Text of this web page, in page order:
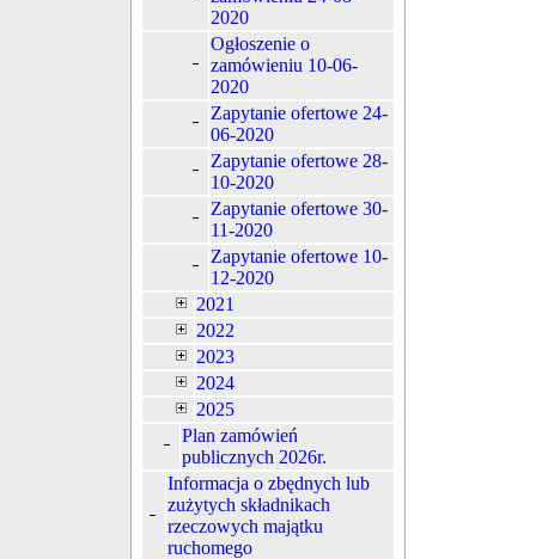
2020
Ogłoszenie o
zamówieniu 10-06-
2020
Zapytanie ofertowe 24-
06-2020
Zapytanie ofertowe 28-
10-2020
Zapytanie ofertowe 30-
11-2020
Zapytanie ofertowe 10-
12-2020
2021
2022
2023
2024
2025
Plan zamówień
publicznych 2026r.
Informacja o zbędnych lub
zużytych składnikach
rzeczowych majątku
ruchomego